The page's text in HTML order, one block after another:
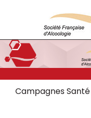
Panneau de gestion
Campagnes